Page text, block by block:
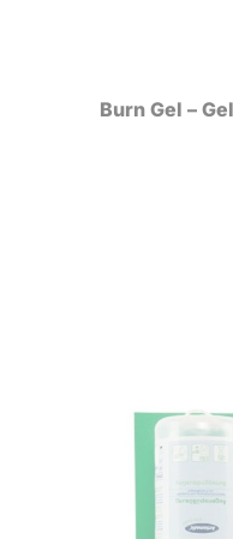
Burn Gel –